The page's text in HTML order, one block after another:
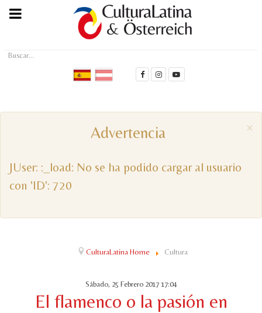
Buscar...
×
Advertencia
JUser: :_load: No se ha podido cargar al usuario
con 'ID': 720
CulturaLatina Home Cultura
Sábado, 25 Febrero 2017 17:04
El flamenco o la pasión en